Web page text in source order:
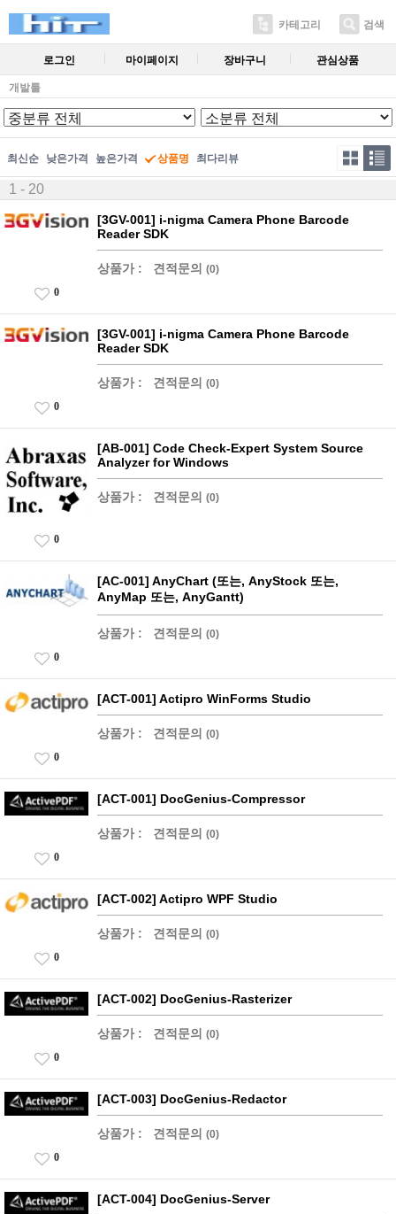
카테고리 검색
로그인 마이페이지 장바구니 관심상품
개발툴
최신순 낮은가격 높은가격 상품명 최다리뷰
1 - 20
[3GV-001] i-nigma Camera Phone Barcode
Reader SDK
상품가 : 견적문의 (0)
0
[3GV-001] i-nigma Camera Phone Barcode
Reader SDK
상품가 : 견적문의 (0)
0
[AB-001] Code Check-Expert System Source
Analyzer for Windows
상품가 : 견적문의 (0)
0
[AC-001] AnyChart (또는, AnyStock 또는,
AnyMap 또는, AnyGantt)
상품가 : 견적문의 (0)
0
[ACT-001] Actipro WinForms Studio
상품가 : 견적문의 (0)
0
[ACT-001] DocGenius-Compressor
상품가 : 견적문의 (0)
0
[ACT-002] Actipro WPF Studio
상품가 : 견적문의 (0)
0
[ACT-002] DocGenius-Rasterizer
상품가 : 견적문의 (0)
0
[ACT-003] DocGenius-Redactor
상품가 : 견적문의 (0)
0
[ACT-004] DocGenius-Server